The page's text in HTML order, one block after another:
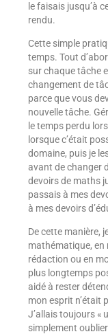
le faisais jusqu’à
rendu.
Cette simple
temps. Tout
sur chaque tâche
changement de
parce que vous
nouvelle tâche.
le temps perdu
lorsque c’était
domaine, puis je
avant de changer
devoirs de maths
passais à mes
à mes devoirs
De cette manière,
mathématique,
rédaction ou en
plus longtemps
aidé à rester
mon esprit n’était
J’allais toujours «
simplement